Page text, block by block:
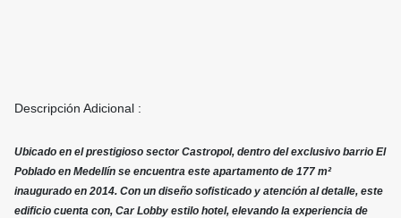
Descripción Adicional :
Ubicado en el prestigioso sector Castropol, dentro del exclusivo barrio El
Poblado en Medellín se encuentra este apartamento de 177 m²
inaugurado en 2014. Con un diseño sofisticado y atención al detalle, este
edificio cuenta con, Car Lobby estilo hotel, elevando la experiencia de